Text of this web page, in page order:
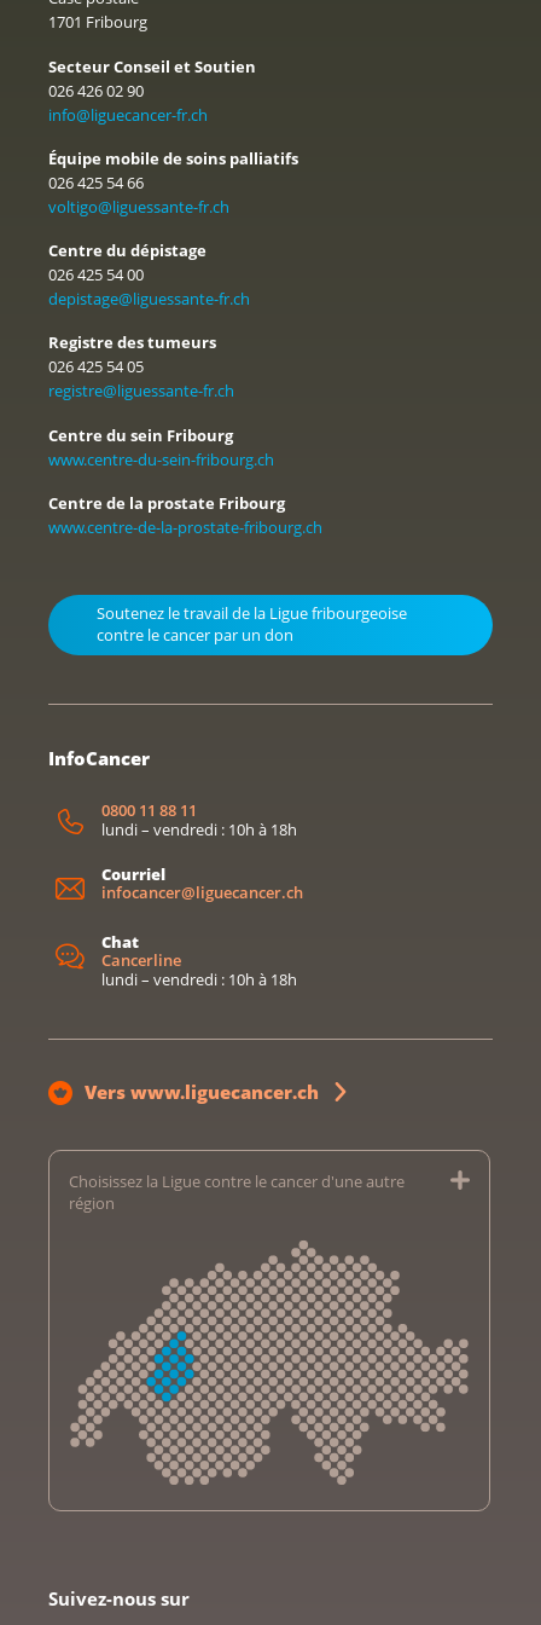
HFR Fribourg - Hôpital cantonal
1701 Fribourg
Secteur Conseil et Soutien
026 426 02 90
info@liguecancer-fr.ch
Équipe mobile de soins palliatifs
026 425 54 66
voltigo@liguessante-fr.ch
Centre du dépistage
026 425 54 00
depistage@liguessante-fr.ch
Registre des tumeurs
026 425 54 05
registre@liguessante-fr.ch
Centre du sein Fribourg
www.centre-du-sein-fribourg.ch
Centre de la prostate Fribourg
www.centre-de-la-prostate-fribourg.ch
Soutenez le travail de la Ligue fribourgeoise
contre le cancer par un don
InfoCancer
0800 11 88 11
lundi – vendredi : 10h à 18h
Courriel
infocancer@liguecancer.ch
Chat
Cancerline
lundi – vendredi : 10h à 18h
Vers www.liguecancer.ch
Choisissez la Ligue contre le cancer d'une autre
région
Ligue bernoise contre le cancer
Suivez-nous sur